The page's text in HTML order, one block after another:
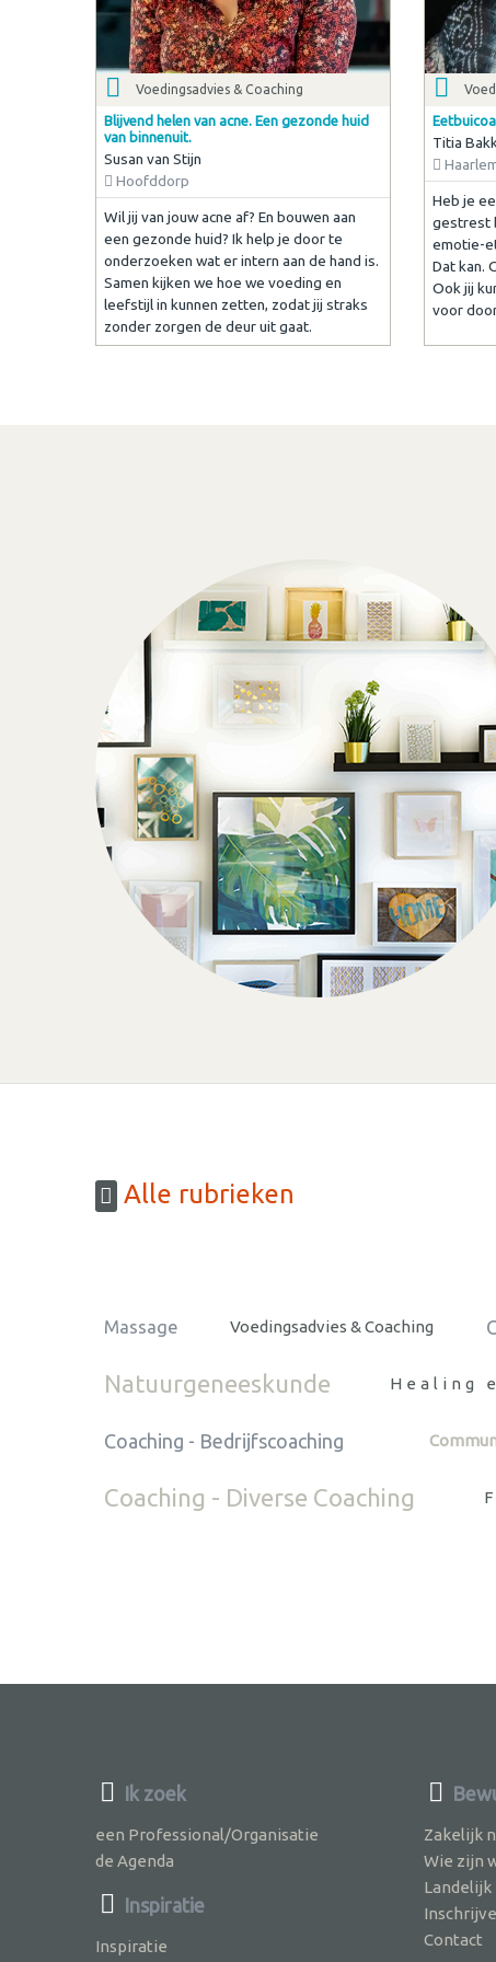
Voedingsadvies & Coaching
Blijvend helen van acne. Een gezonde huid
van binnenuit.
Susan van Stijn
Hoofddorp
Wil jij van jouw acne af? En bouwen aan
een gezonde huid? Ik help je door te
onderzoeken wat er intern aan de hand is.
Samen kijken we hoe we voeding en
leefstijl in kunnen zetten, zodat jij straks
zonder zorgen de deur uit gaat.
Titia
Heb je
gestrest
emotie-
Dat kan.
Ook jij
voor
Alle rubrieken
Massage Voedingsadvies & Coaching
Natuurgeneeskunde Healing
Coaching - Bedrijfscoaching
Coaching - Diverse Coaching
Ik zoek
een Professional/Organisatie
de Agenda
Inspiratie
Inspiratie
Zakelijk
Wie zijn
Contact